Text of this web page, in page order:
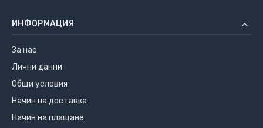
ИНФОРМАЦИЯ
За нас
Лични данни
Общи условия
Начин на доставка
Начин на плащане